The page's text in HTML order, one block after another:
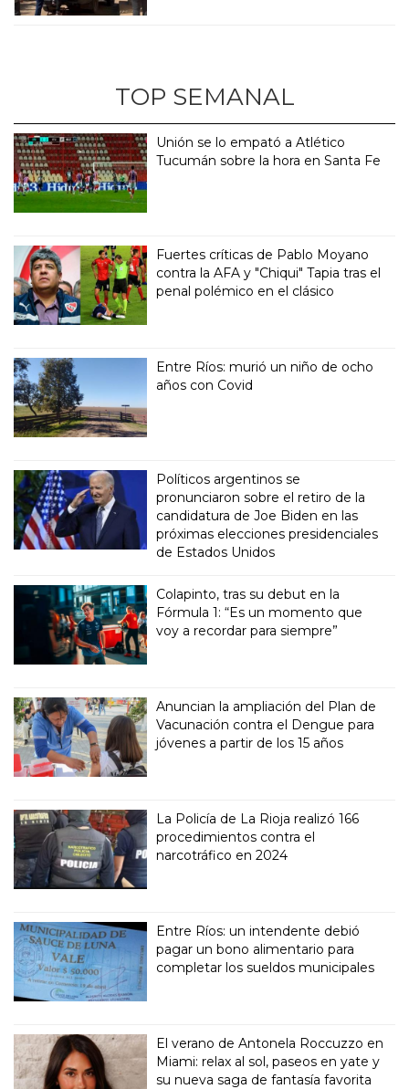
TOP SEMANAL
Unión se lo empató a Atlético
Tucumán sobre la hora en Santa Fe
Fuertes críticas de Pablo Moyano
contra la AFA y "Chiqui" Tapia tras el
penal polémico en el clásico
Entre Ríos: murió un niño de ocho
años con Covid
Políticos argentinos se
pronunciaron sobre el retiro de la
candidatura de Joe Biden en las
próximas elecciones presidenciales
de Estados Unidos
Colapinto, tras su debut en la
Fórmula 1: “Es un momento que
voy a recordar para siempre”
Anuncian la ampliación del Plan de
Vacunación contra el Dengue para
jóvenes a partir de los 15 años
La Policía de La Rioja realizó 166
procedimientos contra el
narcotráfico en 2024
Entre Ríos: un intendente debió
pagar un bono alimentario para
completar los sueldos municipales
El verano de Antonela Roccuzzo en
Miami: relax al sol, paseos en yate y
su nueva saga de fantasía favorita